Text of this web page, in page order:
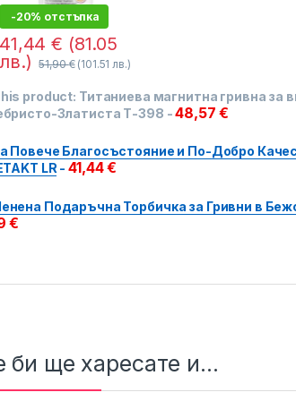
-20% отстъпка
41,44€ (81.05
лв.)
51,90€ (101.51 лв.)
product: Титаниева магнитна гривна за
Златиста Т-398 -48,57€
Повече Благосъстояние и По-Добро
LR -41,44€
Подаръчна Торбичка за Гривни в
€
би ще харесате и...